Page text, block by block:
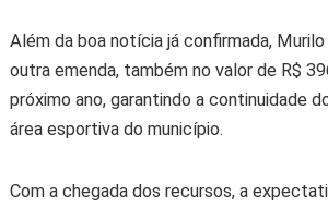
Além da boa notícia já confirmada,
outra emenda, também no valor de R$
próximo ano, garantindo a continuidade
área esportiva do município.
Com a chegada dos recursos, a